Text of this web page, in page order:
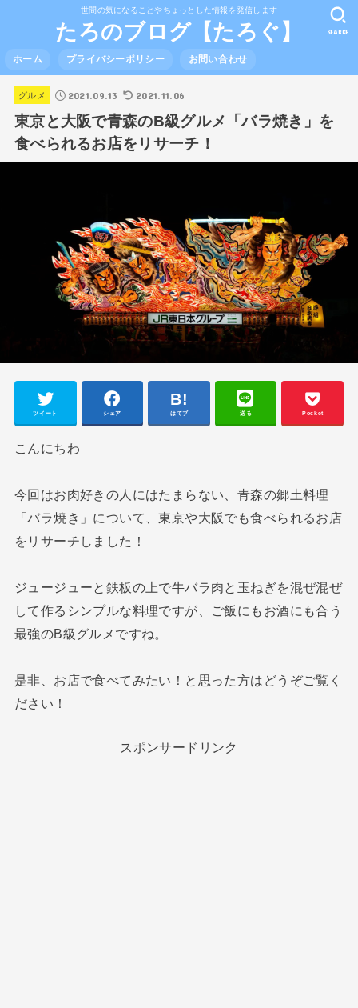
世間の気になることやちょっとした情報を発信します
たろのブログ【たろぐ】
ホーム プライバシーポリシー お問い合わせ
SEARCH
グルメ 2021.09.13 2021.11.06
東京と大阪で青森のB級グルメ「バラ焼き」を
食べられるお店をリサーチ！
ツイート シェア はてブ 送る Pocket
こんにちわ
今回はお肉好きの人にはたまらない、青森の郷土料理
「バラ焼き」について、東京や大阪でも食べられるお店
をリサーチしました！
ジュージューと鉄板の上で牛バラ肉と玉ねぎを混ぜ混ぜ
して作るシンプルな料理ですが、ご飯にもお酒にも合う
最強のB級グルメですね。
是非、お店で食べてみたい！と思った方はどうぞご覧く
ださい！
スポンサードリンク